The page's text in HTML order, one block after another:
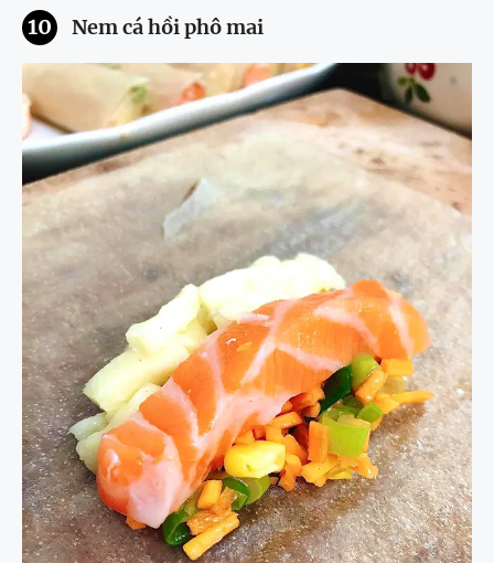
10 Nem cá hồi phô mai